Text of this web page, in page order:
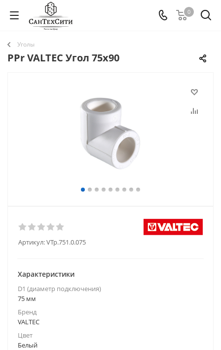
0
Уголы
PPr VALTEC Угол 75х90
Артикул:VTp.751.0.075
Характеристики
D1 (диаметр подключения)
75 мм
Бренд
VALTEC
Цвет
Белый